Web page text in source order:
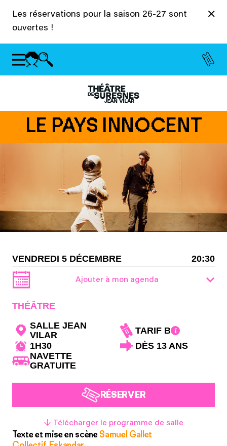
Les réservations pour la saison 26-27 sont
ouvertes !
LE PAYS INNOCENT
VENDREDI 5 DÉCEMBRE 20:30
Ajouter à mon agenda
THÉÂTRE
SALLE JEAN
VILAR
TARIF B
1H30
DÈS 13 ANS
NAVETTE
GRATUITE
RÉSERVER
↓ Télécharger le programme de salle
Texte et mise en scène Samuel Gallet